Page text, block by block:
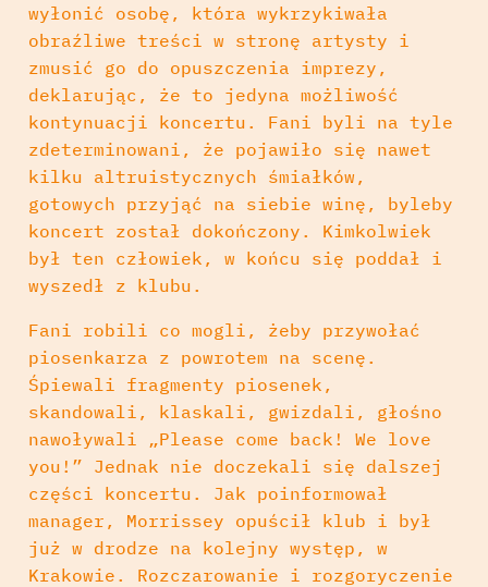
wyłonić osobę, która wykrzykiwała
obraźliwe treści w stronę artysty i
zmusić go do opuszczenia imprezy,
deklarując, że to jedyna możliwość
kontynuacji koncertu. Fani byli na tyle
zdeterminowani, że pojawiło się nawet
kilku altruistycznych śmiałków,
gotowych przyjąć na siebie winę, byleby
koncert został dokończony. Kimkolwiek
był ten człowiek, w końcu się poddał i
wyszedł z klubu.
Fani robili co mogli, żeby przywołać
piosenkarza z powrotem na scenę.
Śpiewali fragmenty piosenek,
skandowali, klaskali, gwizdali, głośno
nawoływali „Please come back! We love
you!” Jednak nie doczekali się dalszej
części koncertu. Jak poinformował
manager, Morrissey opuścił klub i był
już w drodze na kolejny występ, w
Krakowie. Rozczarowanie i rozgoryczenie